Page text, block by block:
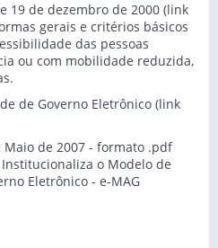
19 de dezembro de 2000 (link
gerais e critérios básicos
das pessoas
ou com mobilidade reduzida,
de Governo Eletrônico (link
Maio de 2007 - formato .pdf
o Modelo de
Eletrônico - e-MAG